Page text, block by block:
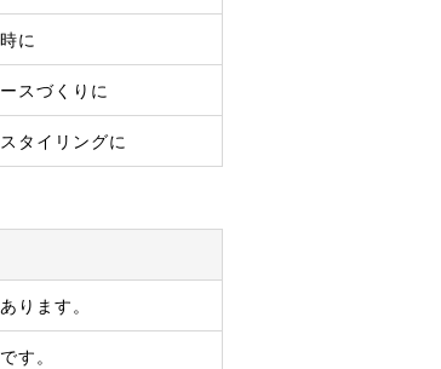
に
スづくりに
タイリングに
ります。
す。